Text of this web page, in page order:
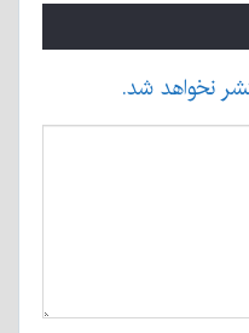
نخواهد شد.